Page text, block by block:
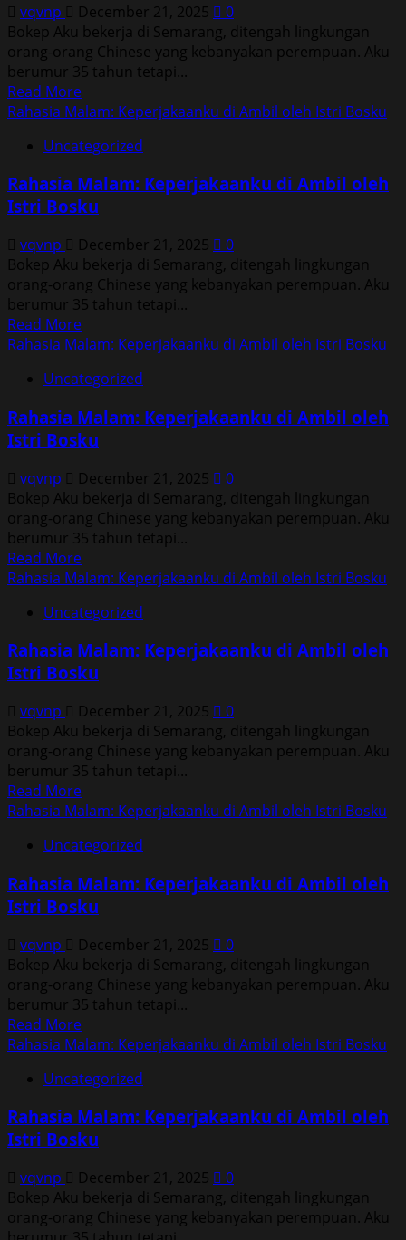
oleh
Istri
Bosku
vqvnp December 21, 2025
0
Bokep Aku bekerja di Semarang, ditengah lingkungan
orang-orang Chinese yang kebanyakan perempuan. Aku
berumur 35 tahun tetapi...
Read MoreRead
more
Rahasia
Keperjakaanku
di
oleh
Istri
Bosku
Rahasia Malam: Keperjakaanku di Ambil oleh Istri Bosku
Uncategorized
Rahasia Malam: Keperjakaanku di Ambil oleh
Istri Bosku
vqvnp December 21, 2025
0
Bokep Aku bekerja di Semarang, ditengah lingkungan
orang-orang Chinese yang kebanyakan perempuan. Aku
berumur 35 tahun tetapi...
Read MoreRead
more
Rahasia
Keperjakaanku
di
oleh
Istri
Bosku
Rahasia Malam: Keperjakaanku di Ambil oleh Istri Bosku
Uncategorized
Rahasia Malam: Keperjakaanku di Ambil oleh
Istri Bosku
vqvnp December 21, 2025
0
Bokep Aku bekerja di Semarang, ditengah lingkungan
orang-orang Chinese yang kebanyakan perempuan. Aku
berumur 35 tahun tetapi...
Read MoreRead
more
Rahasia
Keperjakaanku
di
oleh
Istri
Bosku
Rahasia Malam: Keperjakaanku di Ambil oleh Istri Bosku
Uncategorized
Rahasia Malam: Keperjakaanku di Ambil oleh
Istri Bosku
vqvnp December 21, 2025
0
Bokep Aku bekerja di Semarang, ditengah lingkungan
orang-orang Chinese yang kebanyakan perempuan. Aku
berumur 35 tahun tetapi...
Read MoreRead
more
Rahasia
Keperjakaanku
di
oleh
Istri
Bosku
Rahasia Malam: Keperjakaanku di Ambil oleh Istri Bosku
Uncategorized
Rahasia Malam: Keperjakaanku di Ambil oleh
Istri Bosku
vqvnp December 21, 2025
0
Bokep Aku bekerja di Semarang, ditengah lingkungan
orang-orang Chinese yang kebanyakan perempuan. Aku
berumur 35 tahun tetapi...
Read MoreRead
more
Rahasia
Keperjakaanku
di
oleh
Istri
Bosku
Rahasia Malam: Keperjakaanku di Ambil oleh Istri Bosku
Uncategorized
Rahasia Malam: Keperjakaanku di Ambil oleh
Istri Bosku
vqvnp December 21, 2025
0
Bokep Aku bekerja di Semarang, ditengah lingkungan
orang-orang Chinese yang kebanyakan perempuan. Aku